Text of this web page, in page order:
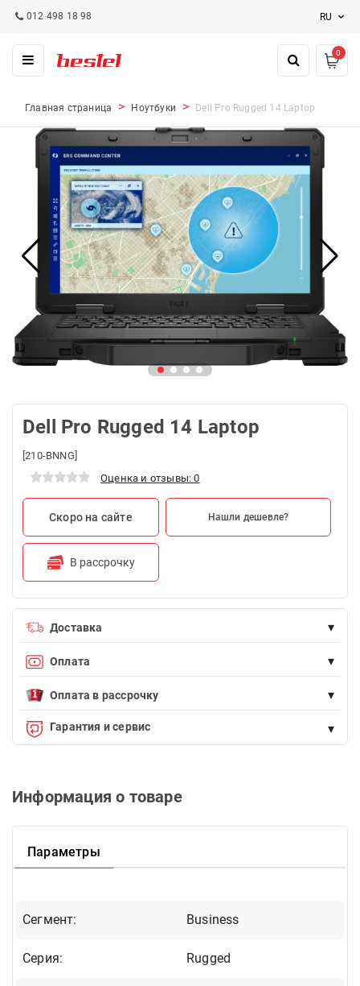
012 498 18 98 RU
0
Главная страница Ноутбуки Dell Pro Rugged 14 Laptop
Dell Pro Rugged 14 Laptop
[210-BNNG]
Оценка и отзывы: 0
Скоро на сайте Нашли дешевле?
В рассрочку
Доставка ▾
Оплата ▾
банковской картой.
Оплата в рассрочку ▾
qədər taksitlə əldə edə bilərsiniz.
Qeyd:
Гарантия и сервис ▾
Информация о товаре
Параметры
Сегмент: Business
Серия: Rugged